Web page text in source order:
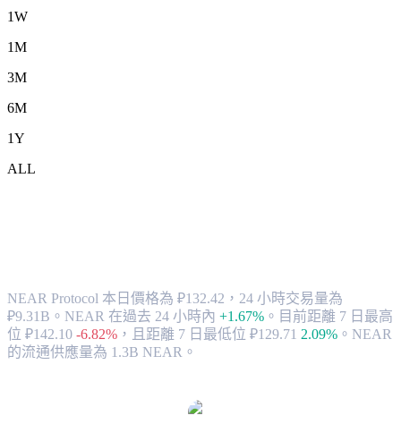
1W
1M
3M
6M
1Y
ALL
NEAR Protocol 本日價格為 ₽132.42，24 小時交易量為
₽9.31B。NEAR 在過去 24 小時內 +1.67% 。 目前距離 7 日最高
位 ₽142.10 -6.82% ， 且距離 7 日最低位 ₽129.71 2.09% 。 NEAR
的流通供應量為 1.3B NEAR。